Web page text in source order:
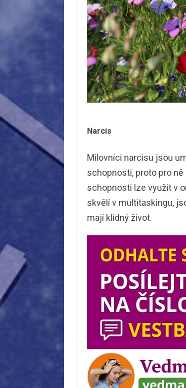
Narcis
Milovníci narcisu jsou
schopnosti, proto pro
schopnosti lze využít v
skvělí v multitaskingu,
mají klidný život.